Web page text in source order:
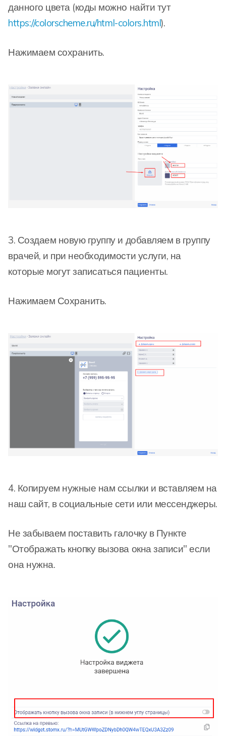
данного цвета (коды можно найти тут
https://colorscheme.ru/html-colors.html).
Нажимаем сохранить.
3. Создаем новую группу и добавляем в группу
врачей, и при необходимости услуги, на
которые могут записаться пациенты.
Нажимаем Сохранить.
4. Копируем нужные нам ссылки и вставляем на
наш сайт, в социальные сети или мессенджеры.
Не забываем поставить галочку в Пункте
"Отображать кнопку вызова окна записи" если
она нужна.